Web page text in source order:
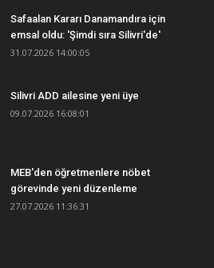
Safaalan Kararı Danamandıra için
emsal oldu: 'Şimdi sıra Silivri'de'
31.07.2026 14:00:05
Silivri ADD ailesine yeni üye
09.07.2026 16:08:01
MEB'den öğretmenlere nöbet
görevinde yeni düzenleme
27.07.2026 11:36:31